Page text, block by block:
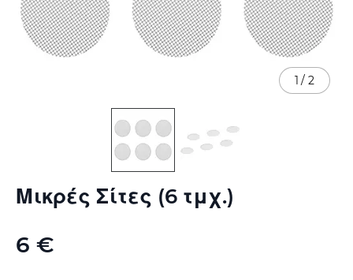
Μικρές Σίτες (6 τμχ.)
6 €
1 / 2
στην
συλλογής